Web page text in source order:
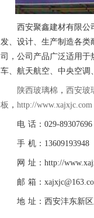
西安聚鑫建材有限公
发、设计、生产制造各
司，公司产品广泛适用于
车、航天航空、中央空调
陕西玻璃棉 ，西安玻
板 ，http://www.xajxjc.com
电 话：029-
手 机：
网 址：http://
邮 箱：
地 址：西安沣东新